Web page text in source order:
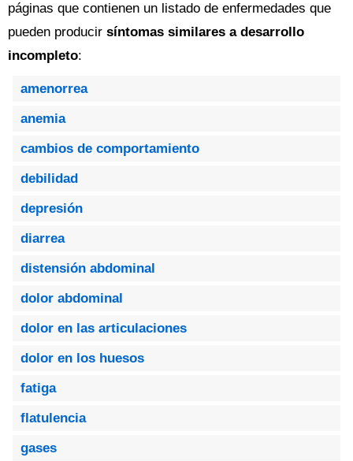
páginas que contienen un listado de enfermedades que
pueden producir síntomas similares a desarrollo
incompleto:
amenorrea
anemia
cambios de comportamiento
debilidad
depresión
diarrea
distensión abdominal
dolor abdominal
dolor en las articulaciones
dolor en los huesos
fatiga
flatulencia
gases